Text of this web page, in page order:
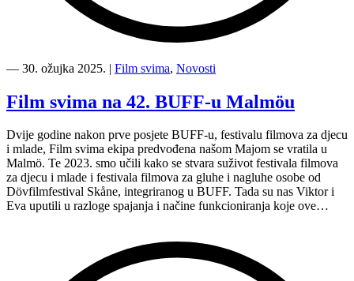
svima
Film
svima
dolaze
na
Animafest!”
― 30. ožujka 2025. | Film svima, Novosti
Film svima na 42. BUFF-u Malmöu
Dvije godine nakon prve posjete BUFF-u, festivalu filmova za djecu
i mlade, Film svima ekipa predvođena našom Majom se vratila u
Malmö. Te 2023. smo učili kako se stvara suživot festivala filmova
za djecu i mlade i festivala filmova za gluhe i nagluhe osobe od
Dövfilmfestival Skåne, integriranog u BUFF. Tada su nas Viktor i
Eva uputili u razloge spajanja i načine funkcioniranja koje ove…